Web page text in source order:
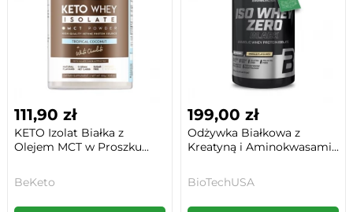
111,90 zł
KETO Izolat Białka z
Olejem MCT w Proszku...
BeKeto
199,00 zł
Odżywka Białkowa z
Kreatyną i Aminokwasami...
BioTechUSA